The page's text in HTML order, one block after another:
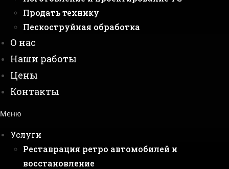
Продать технику
Пескоструйная обработка
О нас
Наши работы
Цены
Контакты
Меню
Услуги
Реставрация ретро автомобилей и
восстановление